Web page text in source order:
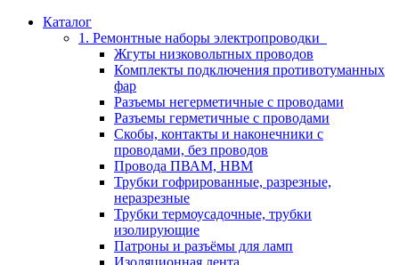
Каталог
1. Ремонтные наборы электропроводки
Жгуты низковольтных проводов
Комплекты подключения противотуманных
фар
Разъемы негерметичные с проводами
Разъемы герметичные с проводами
Скобы, контакты и наконечники с
проводами, без проводов
Провода ПВАМ, НВМ
Трубки гофрированные, разрезные,
неразрезные
Трубки термоусадочные, трубки
изолирующие
Патроны и разъёмы для ламп
Изоляционная лента